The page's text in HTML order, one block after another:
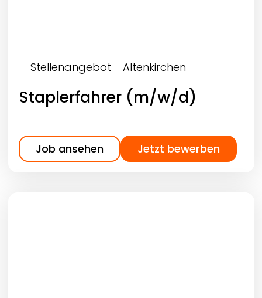
Stellenangebot Altenkirchen
Staplerfahrer (m/w/d)
Job ansehen Jetzt bewerben